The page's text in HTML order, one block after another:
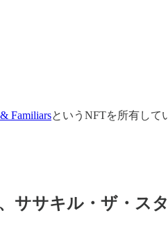
FamiliarsというNFTを所有して
ササキル・ザ・ス